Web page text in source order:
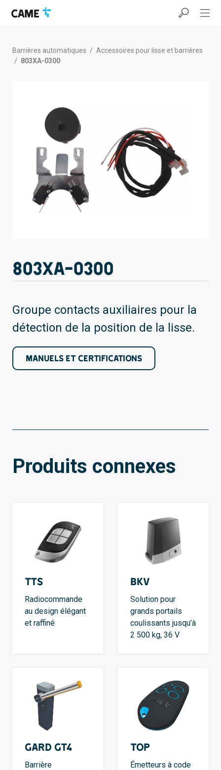
navigation
page
Barrières automatiques / Accessoires pour lisse et barrières
/ 803XA-0300
803XA-0300
Groupe contacts auxiliaires pour la
détection de la position de la lisse.
MANUELS ET CERTIFICATIONS
Produits connexes
TTS
Radiocommande
au design élégant
et raffiné
BKV
Solution pour
grands portails
coulissants jusqu’à
2 500 kg, 36 V
GARD GT4
Barrière
TOP
Émetteurs à code